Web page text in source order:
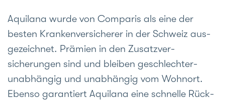
Aquilana wurde von Comparis als eine der
besten Kranken­versicherer in der Schweiz aus­
gezeichnet. Prämien in den Zusatz­ver­
sicherungen sind und bleiben geschlechter­
unabhängig und unab­hängig vom Wohn­ort.
Ebenso garantiert Aquilana eine schnelle Rück­